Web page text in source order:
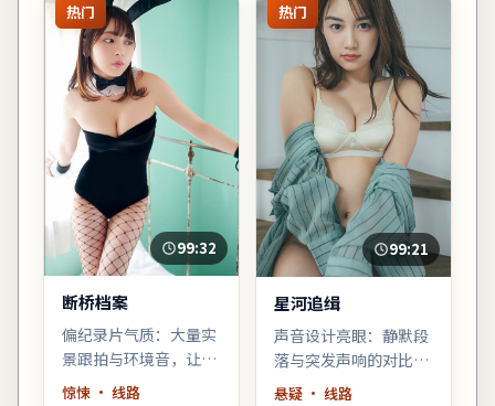
热门
99:32
断桥档案
偏纪录片气质：大量实
景跟拍与环境音，让观
众像旁听者一样进入故
惊悚· 线路
热门
99:21
星河追缉
声音设计亮眼：静默段
落与突发声响的对比，
强化了不安感；建议佩
悬疑 · 线路